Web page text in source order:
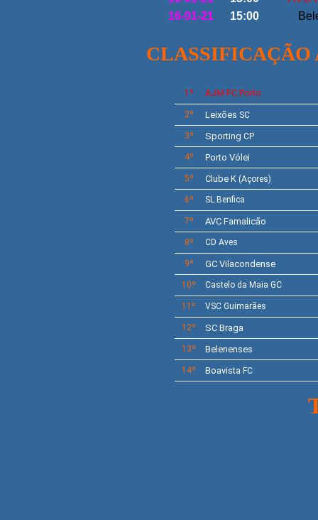
16-01-21
15:00
CLASSIFICAÇÃO
1º AJM FC Porto
2º Leixões SC
3º Sporting CP
4º Porto Vólei
5º Clube K(Açores)
6º SL Benfica
7º AVC Famalicão
8º CD Aves
9º GC Vilacondense
10º Castelo da Maia GC
11º VSC Guimarães
12º SC Braga
13º Belenenses
14º Boavista FC